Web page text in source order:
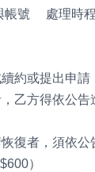
帳號 處理時
約或提出申請
乙方得依公告
復者，須依公
）